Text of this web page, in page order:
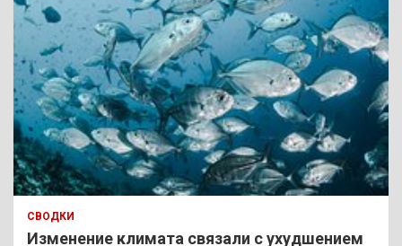
СВОДКИ
Изменение климата связали с ухудшением